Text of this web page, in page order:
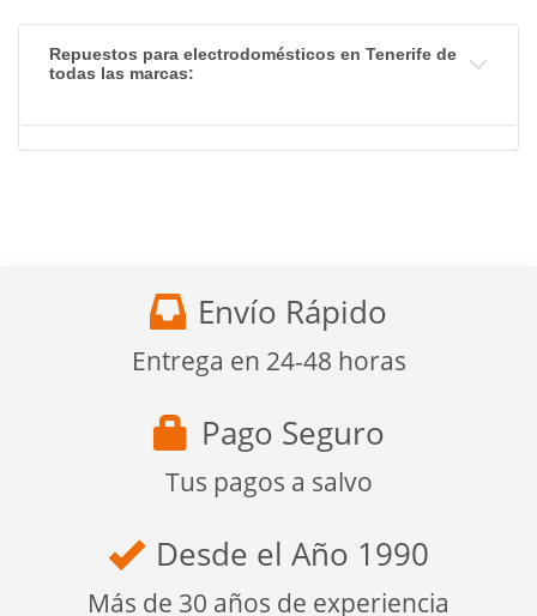
Repuestos para electrodomésticos en Tenerife de
todas las marcas:
Envío Rápido
Entrega en 24-48 horas
Pago Seguro
Tus pagos a salvo
Desde el Año 1990
Más de 30 años de experiencia